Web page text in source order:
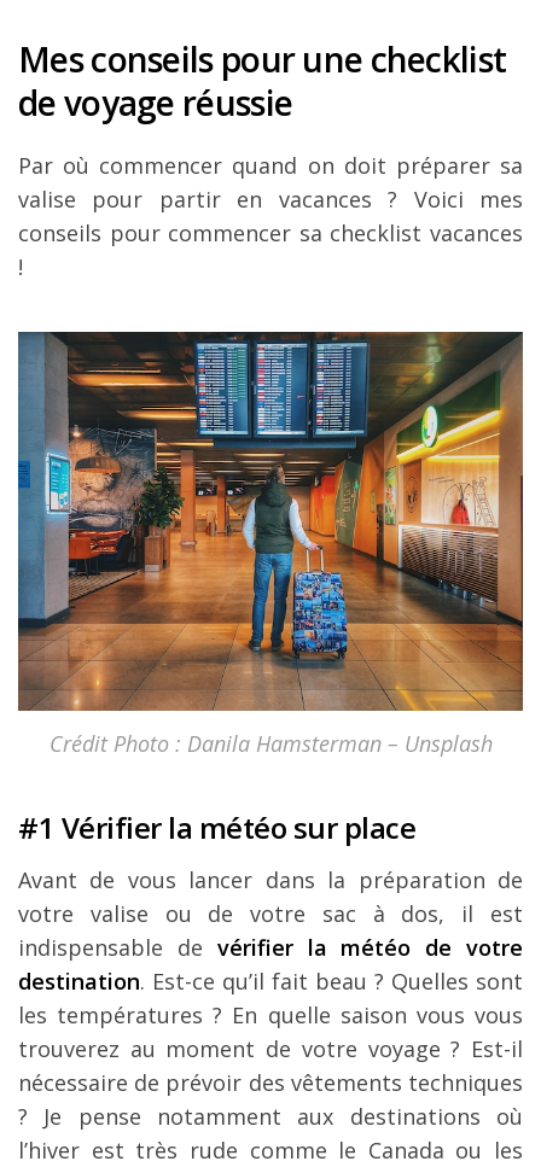
Mes conseils pour une checklist
de voyage réussie
Par où commencer quand on doit préparer sa
valise pour partir en vacances ? Voici mes
conseils pour commencer sa checklist vacances
!
Crédit Photo : Danila Hamsterman – Unsplash
#1 Vérifier la météo sur place
Avant de vous lancer dans la préparation de
votre valise ou de votre sac à dos, il est
indispensable de vérifier la météo de votre
destination. Est-ce qu’il fait beau ? Quelles sont
les températures ? En quelle saison vous vous
trouverez au moment de votre voyage ? Est-il
nécessaire de prévoir des vêtements techniques
? Je pense notamment aux destinations où
l’hiver est très rude comme le Canada ou les